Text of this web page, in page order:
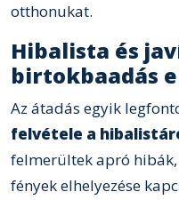
otthonukat.
Hibalista és
birtokbaadás
Az átadás egyik
felvétele a
felmerültek apró
fények elhelyezése